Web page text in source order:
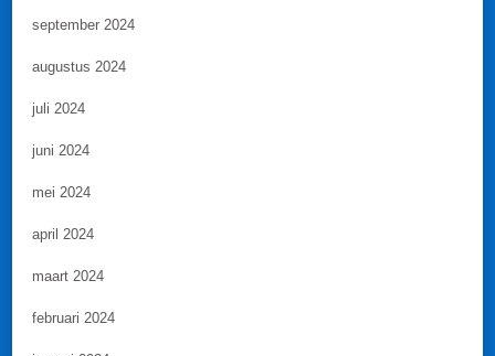
september 2024
augustus 2024
juli 2024
juni 2024
mei 2024
april 2024
maart 2024
februari 2024